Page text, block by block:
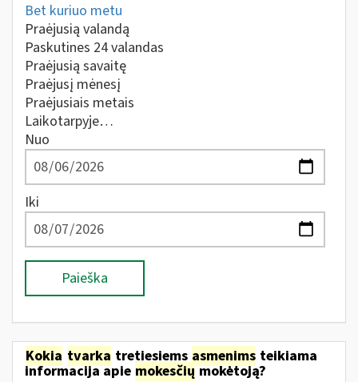
Bet kuriuo metu
Praėjusią valandą
Paskutines 24 valandas
Praėjusią savaitę
Praėjusį mėnesį
Praėjusiais metais
Laikotarpyje…
Nuo
Iki
Paieška
Kokia tvarka tretiesiems asmenims teikiama
informacija apie mokesčiųmokėtoją?